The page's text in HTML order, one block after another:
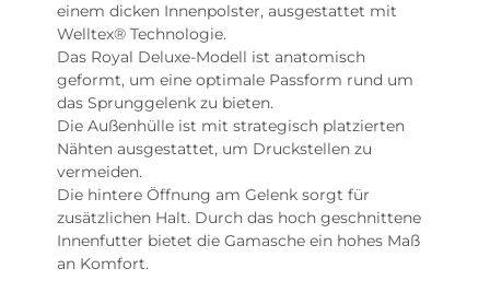
einem dicken Innenpolster, ausgestattet mit
Welltex® Technologie.
Das Royal Deluxe-Modell ist anatomisch
geformt, um eine optimale Passform rund um
das Sprunggelenk zu bieten.
Die Außenhülle ist mit strategisch platzierten
Nähten ausgestattet, um Druckstellen zu
vermeiden.
Die hintere Öffnung am Gelenk sorgt für
zusätzlichen Halt. Durch das hoch geschnittene
Innenfutter bietet die Gamasche ein hohes Maß
an Komfort.